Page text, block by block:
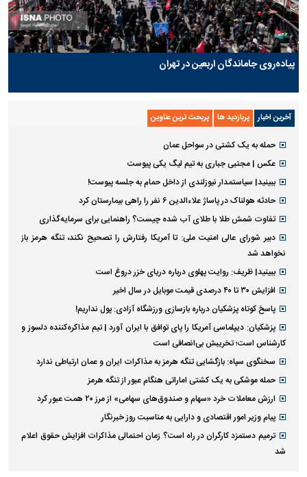
پیاده‌روی جاماندگان اربعین در تهران
آخرین اخبار پربازدید ها پربحث ترین عناوین
حمله به یک کشتی در سواحل عمان
عکس | مجتبی جباری به تیم لیگ یکی پیوست
ببینید| سیاستمدار نیوزلندی از داخل حمام به جلسه پیوست!
حادثه هولناک در پاساژ علاءالدین ۶ نفر را راهی بیمارستان کرد
تفاوت شمش طلا با طلای آب شده چیست؟ راهنمایی برای سرمایه‌گذاری
دبیر شورای عالی امنیت ملی: تا آمریکا رفتارش را تصحیح نکند، تنگه هرمز باز
نخواهد شد
ببینید| ظریف: روایت پهلوی درباره دریای خزر دروغ است
افزایش ۳۰ تا ۴۰ درصدی قیمت موبایل در سال اخیر
پاسخ کوتاه پزشکیان درباره بازسازی ورزشگاه آزادی: پول نداریم!
پزشکیان: دیپلماسی آمریکا را پای توافق با ایران آورد | تیم مذاکره‌کننده دلسوز و
کارشناس است؛ تخریبش بی‌انصافی است
سخنگوی سپاه: بازگشایی تنگه هرمز به مذاکرات ایران و عمان ارتباطی ندارد
حمله موشکی به یک کشتی اماراتی هنگام عبور از تنگه هرمز
ارزش معاملات خرد «سهام و صندوق‌های سهامی» از مرز ۲۰ همت عبور کرد
پیام وزیر امور اقتصادی و دارایی به مناسبت روز خبرنگار
ترمیم دستمزد کارگران در راه است؟ زمان احتمالی مذاکرات افزایش حقوق اعلام
شد